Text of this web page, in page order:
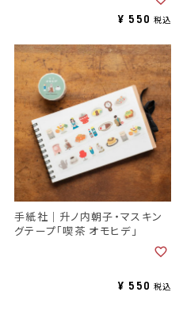
¥ 550 税込
手紙社｜升ノ内朝子・マスキン
グテープ「喫茶 オモヒデ」
¥ 550 税込